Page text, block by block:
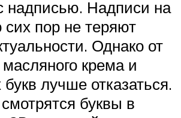
надписью. Надписи на
сих пор не теряют
Однако от
крема и
лучше отказаться.
буквы в